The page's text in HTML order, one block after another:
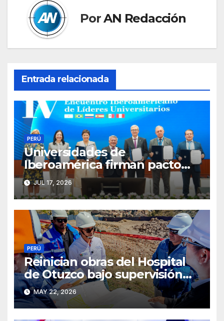
PorAN Redacción
Entrada relacionada
PERÚ
Universidades de
Iberoamérica firman pacto
por la salud mental en Trujillo
JUL 17, 2026
PERÚ
Reinician obras del Hospital
de Otuzco bajo supervisión
del GORE La Libertad
MAY 22, 2026